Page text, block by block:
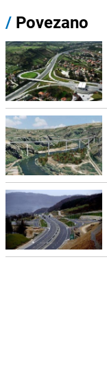
/ Povezano